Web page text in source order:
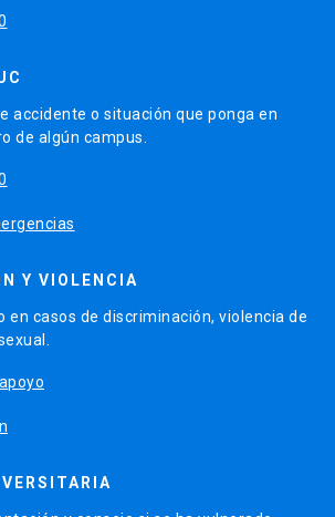
accidente o situación que ponga en
de algún campus.
Y VIOLENCIA
en casos de discriminación, violencia de